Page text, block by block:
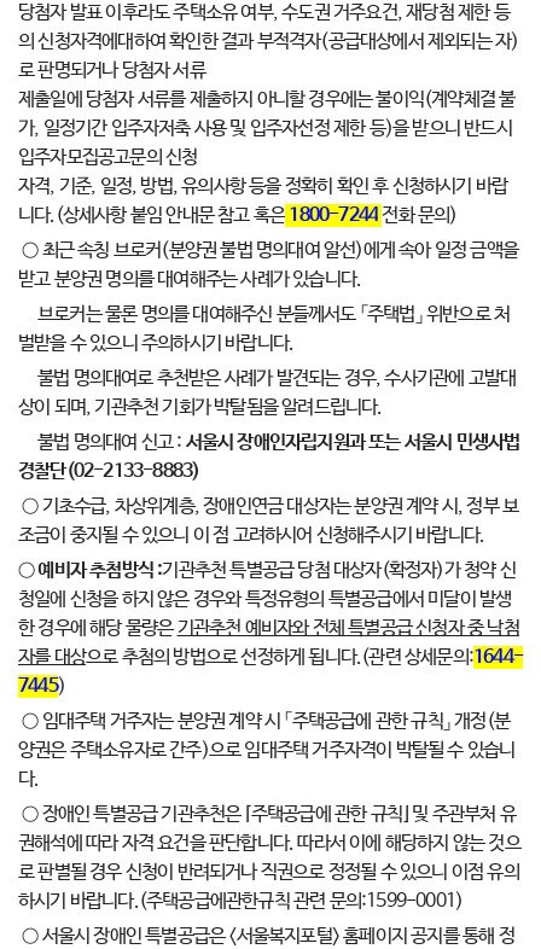
당첨자 발표 이후라도 주택소유 여부, 수도권 거주요건, 재당첨 제한 등
의 신청자격에대하여 확인한 결과 부적격자(공급대상에서 제외되는 자)
로 판명되거나 당첨자 서류
제출일에 당첨자 서류를 제출하지 아니할 경우에는 불이익(계약체결 불
가, 일정기간 입주자저축 사용 및 입주자선정 제한 등)을 받으니 반드시
입주자모집공고문의 신청
자격, 기준, 일정, 방법, 유의사항 등을 정확히 확인 후 신청하시기 바랍
니다.(상세사항 붙임 안내문 참고 혹은 1800-7244전화 문의)
○ 최근 속칭 브로커(분양권 불법 명의대여 알선)에게 속아 일정 금액을
받고 분양권 명의를 대여해주는 사례가 있습니다.
브로커는 물론 명의를 대여해주신 분들께서도 「주택법」 위반으로 처
벌받을 수 있으니 주의하시기 바랍니다.
불법 명의대여로 추천받은 사례가 발견되는 경우, 수사기관에 고발대
상이 되며, 기관추천 기회가 박탈됨을 알려드립니다.
불법 명의대여 신고 : 서울시 장애인자립지원과 또는 서울시 민생사법
경찰단(02-2133-8883)
○ 기초수급, 차상위계층, 장애인연금 대상자는 분양권 계약 시, 정부 보
조금이 중지될 수 있으니 이 점 고려하시어 신청해주시기 바랍니다.
○예비자 추첨방식 :기관추천 특별공급 당첨 대상자(확정자)가 청약 신
청일에 신청을 하지 않은 경우와 특정유형의 특별공급에서 미달이 발생
한 경우에 해당 물량은 기관추천 예비자와 전체 특별공급 신청자 중 낙첨
자를 대상으로 추첨의 방법으로 선정하게 됩니다.(관련 상세문의:1644-
7445)
○ 임대주택 거주자는 분양권 계약 시 「주택공급에 관한 규칙」 개정(분
양권은 주택소유자로 간주)으로 임대주택 거주자격이 박탈될 수 있습니
다.
○ 장애인 특별공급 기관추천은 ⌈주택공급에 관한 규칙⌋ 및 주관부처 유
권해석에 따라 자격 요건을 판단합니다. 따라서 이에 해당하지 않는 것으
로 판별될 경우 신청이 반려되거나 직권으로 정정될 수 있으니 이점 유의
하시기 바랍니다.(주택공급에관한규칙 관련 문의:1599-0001)
○ 서울시 장애인 특별공급은 <서울복지포털> 홈페이지 공지를 통해 정